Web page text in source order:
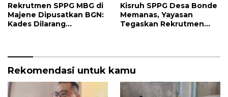
Rekrutmen SPPG MBG di
Majene Dipusatkan BGN:
Kades Dilarang
Kisruh SPPG Desa Bonde
Memanas, Yayasan
Tegaskan Rekrutmen
Rekomendasi untuk kamu